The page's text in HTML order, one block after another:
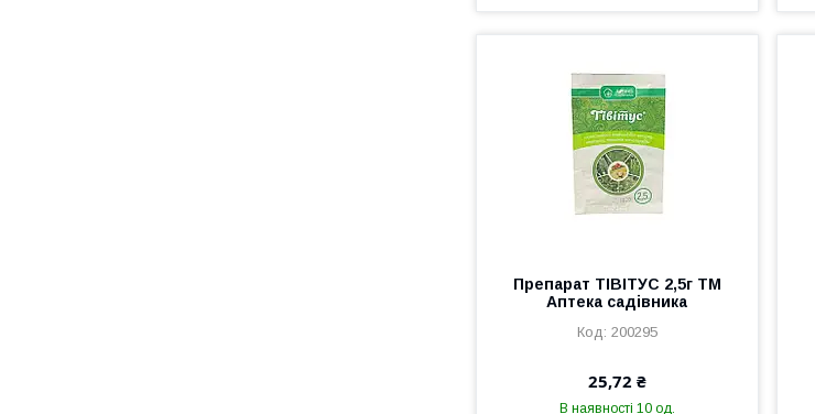
Препарат ТІВІТУС 2,5г ТМ
Аптека садівника
200295
25,72 ₴
В наявності 10 од.